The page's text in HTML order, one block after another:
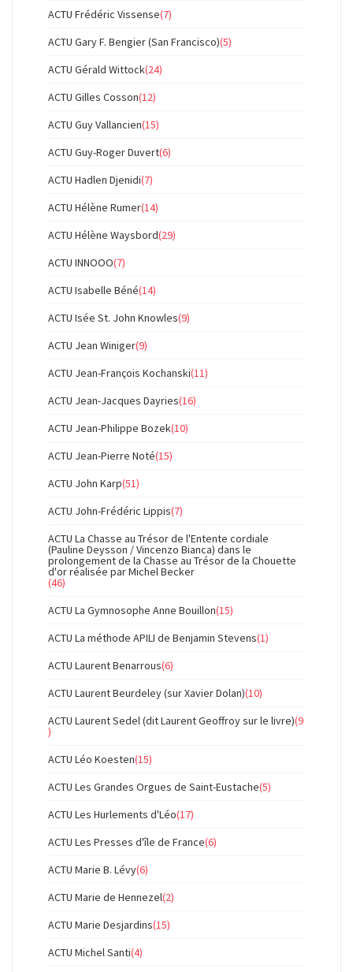
ACTU Frédéric Vissense(7)
ACTU Gary F. Bengier (San Francisco)(5)
ACTU Gérald Wittock(24)
ACTU Gilles Cosson(12)
ACTU Guy Vallancien(15)
ACTU Guy-Roger Duvert(6)
ACTU Hadlen Djenidi(7)
ACTU Hélène Rumer(14)
ACTU Hélène Waysbord(29)
ACTU INNOOO(7)
ACTU Isabelle Béné(14)
ACTU Isée St. John Knowles(9)
ACTU Jean Winiger(9)
ACTU Jean-François Kochanski(11)
ACTU Jean-Jacques Dayries(16)
ACTU Jean-Philippe Bozek(10)
ACTU Jean-Pierre Noté(15)
ACTU John Karp(51)
ACTU John-Frédéric Lippis(7)
ACTU La Chasse au Trésor de l'Entente cordiale
(Pauline Deysson / Vincenzo Bianca) dans le
prolongement de la Chasse au Trésor de la Chouette
d'or réalisée par Michel Becker
(46)
ACTU La Gymnosophe Anne Bouillon(15)
ACTU La méthode APILI de Benjamin Stevens(1)
ACTU Laurent Benarrous(6)
ACTU Laurent Beurdeley (sur Xavier Dolan)(10)
ACTU Laurent Sedel (dit Laurent Geoffroy sur le livre)(9
)
ACTU Léo Koesten(15)
ACTU Les Grandes Orgues de Saint-Eustache(5)
ACTU Les Hurlements d'Léo(17)
ACTU Les Presses d'île de France(6)
ACTU Marie B. Lévy(6)
ACTU Marie de Hennezel(2)
ACTU Marie Desjardins(15)
ACTU Michel Santi(4)